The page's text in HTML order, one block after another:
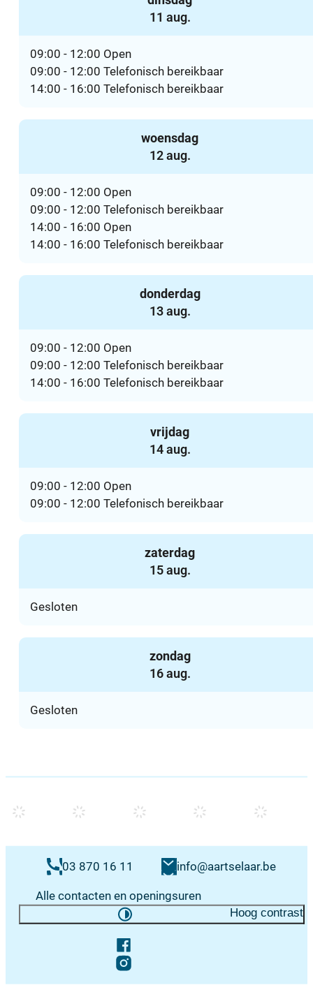
11 aug.
09:00 - 12:00 Open
09:00 - 12:00 Telefonisch bereikbaar
14:00 - 16:00 Telefonisch bereikbaar
woensdag
12 aug.
09:00 - 12:00 Open
09:00 - 12:00 Telefonisch bereikbaar
14:00 - 16:00 Open
14:00 - 16:00 Telefonisch bereikbaar
donderdag
13 aug.
09:00 - 12:00 Open
09:00 - 12:00 Telefonisch bereikbaar
14:00 - 16:00 Telefonisch bereikbaar
vrijdag
14 aug.
09:00 - 12:00 Open
09:00 - 12:00 Telefonisch bereikbaar
zaterdag
15 aug.
Gesloten
zondag
16 aug.
Gesloten
03 870 16 11
E-mail info@aartselaar.be
Alle contacten en openingsuren
Hoog contrast